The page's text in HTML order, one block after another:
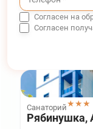
Согласен на
Согласен
Санаторий★★★
Рябинушка,